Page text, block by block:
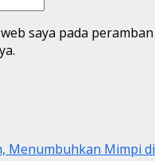
saya pada peramban
Menumbuhkan Mimpi di